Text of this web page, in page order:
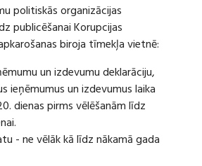
politiskās organizācijas
publicēšanai Korupcijas
biroja tīmekļa vietnē:
un izdevumu deklarāciju,
ieņēmumus un izdevumus laika
dienas pirms vēlēšanām līdz
- ne vēlāk kā līdz nākamā gada